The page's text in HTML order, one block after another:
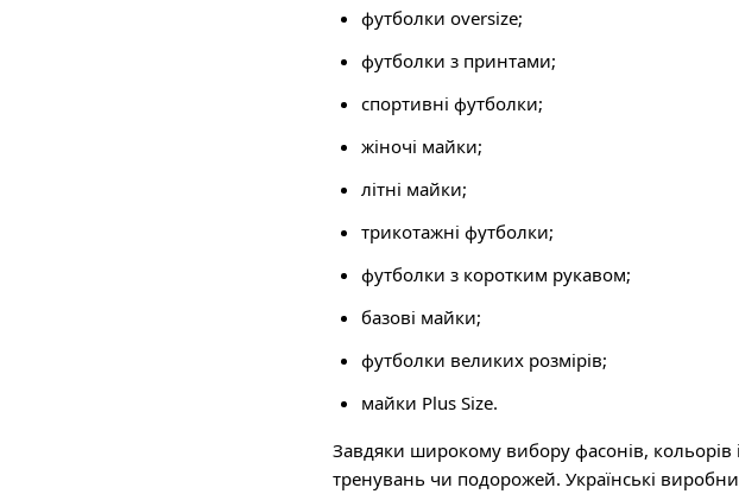
футболки oversize;
футболки з принтами;
спортивні футболки;
жіночі майки;
літні майки;
трикотажні футболки;
футболки з коротким рукавом;
базові майки;
футболки великих розмірів;
майки Plus Size.
Завдяки широкому вибору фасонів, кольорів
тренувань чи подорожей. Українські